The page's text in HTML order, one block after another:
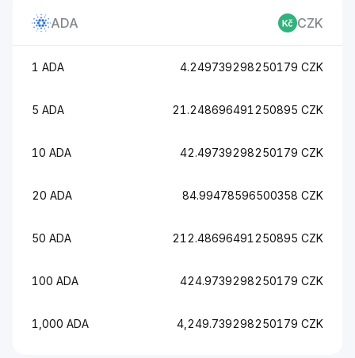
ADA CZK
1 ADA 4.249739298250179 CZK
5 ADA 21.248696491250895 CZK
10 ADA 42.49739298250179 CZK
20 ADA 84.99478596500358 CZK
50 ADA 212.48696491250895 CZK
100 ADA 424.9739298250179 CZK
1,000 ADA 4,249.739298250179 CZK